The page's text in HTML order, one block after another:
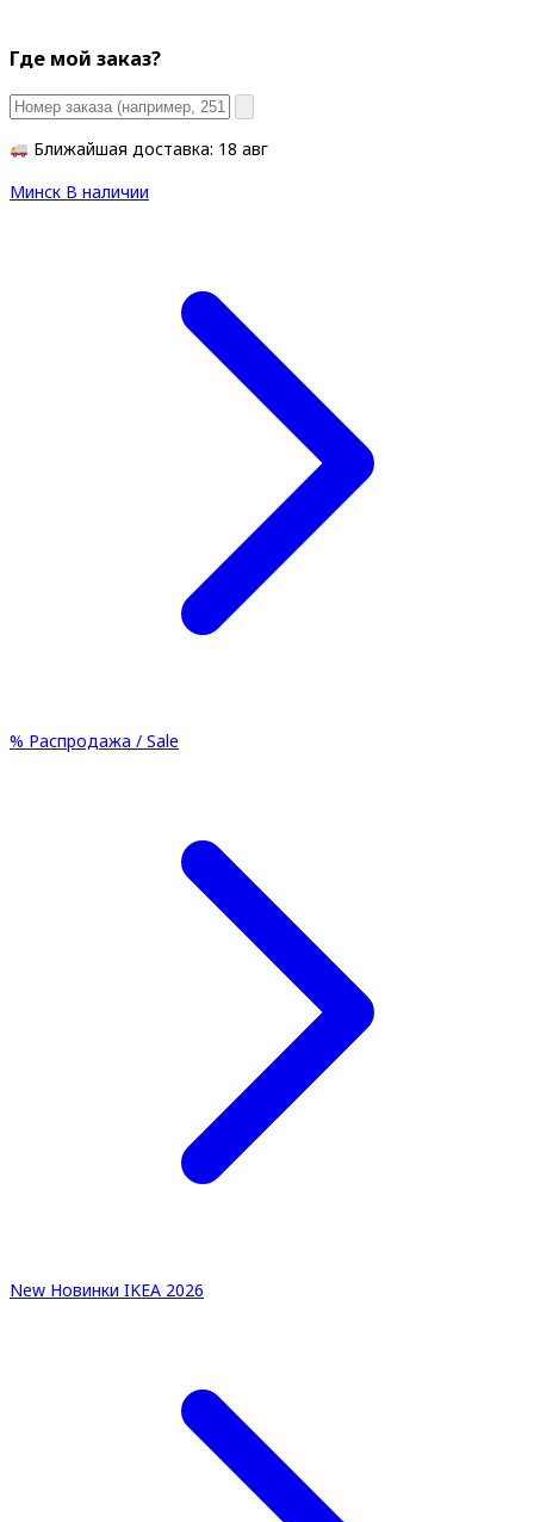
Где мой заказ?
Ближайшая доставка: 18 авг
Минск В наличии
% Распродажа / Sale
New Новинки IKEA 2026